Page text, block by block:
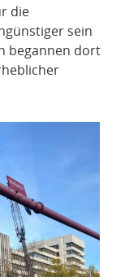
die
sein
begannen dort